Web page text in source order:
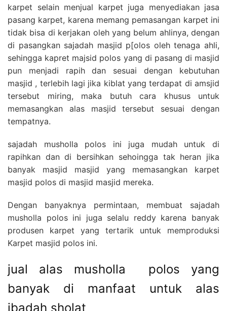
karpet selain menjual karpet juga menyediakan jasa
pasang karpet, karena memang pemasangan karpet ini
tidak bisa di kerjakan oleh yang belum ahlinya, dengan
di pasangkan sajadah masjid p[olos oleh tenaga ahli,
sehingga kapret majsid polos yang di pasang di masjid
pun menjadi rapih dan sesuai dengan kebutuhan
masjid , terlebih lagi jika kiblat yang terdapat di amsjid
tersebut miring, maka butuh cara khusus untuk
memasangkan alas masjid tersebut sesuai dengan
tempatnya.
sajadah musholla polos ini juga mudah untuk di
rapihkan dan di bersihkan sehoingga tak heran jika
banyak masjid masjid yang memasangkan karpet
masjid polos di masjid masjid mereka.
Dengan banyaknya permintaan, membuat sajadah
musholla polos ini juga selalu reddy karena banyak
produsen karpet yang tertarik untuk memproduksi
Karpet masjid polos ini.
jual alas musholla polos yang
banyak di manfaat untuk alas
ibadah sholat